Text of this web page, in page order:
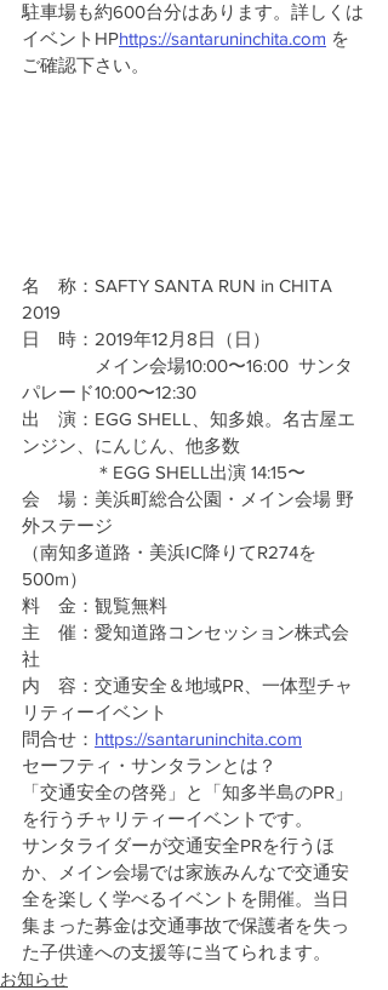
駐車場も約600台分はあります。詳しくは
イベントHPhttps://santaruninchita.com を
ご確認下さい。
名　称：SAFTY SANTA RUN in CHITA
2019
日　時：2019年12月8日（日）
メイン会場10:00〜16:00  サンタ
パレード10:00〜12:30
出　演：EGG SHELL、知多娘。名古屋エ
ンジン、にんじん、他多数
＊EGG SHELL出演 14:15〜
会　場：美浜町総合公園・メイン会場 野
外ステージ
（南知多道路・美浜IC降りてR274を
500m）
料　金：観覧無料
主　催：愛知道路コンセッション株式会
社
内　容：交通安全＆地域PR、一体型チャ
リティーイベント
問合せ： https://santaruninchita.com
セーフティ・サンタランとは？
「交通安全の啓発」と「知多半島のPR」
を行うチャリティーイベントです。
サンタライダーが交通安全PRを行うほ
か、メイン会場では家族みんなで交通安
全を楽しく学べるイベントを開催。当日
集まった募金は交通事故で保護者を失っ
た子供達への支援等に当てられます。
お知らせ